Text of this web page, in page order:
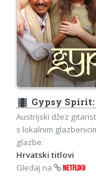
theaters Gypsy Spirit:
Austrijski džez
s lokalnim
glazbe.
Hrvatski titlovi
Gledaj na
NETFLIXU